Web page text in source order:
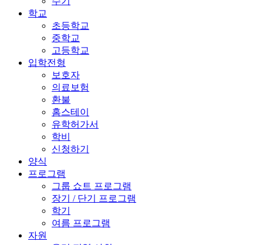
학교
초등학교
중학교
고등학교
입학전형
보호자
의료보험
환불
홈스테이
유학허가서
학비
신청하기
양식
프로그램
그룹 쇼트 프로그램
장기 / 단기 프로그램
학기
여름 프로그램
자원